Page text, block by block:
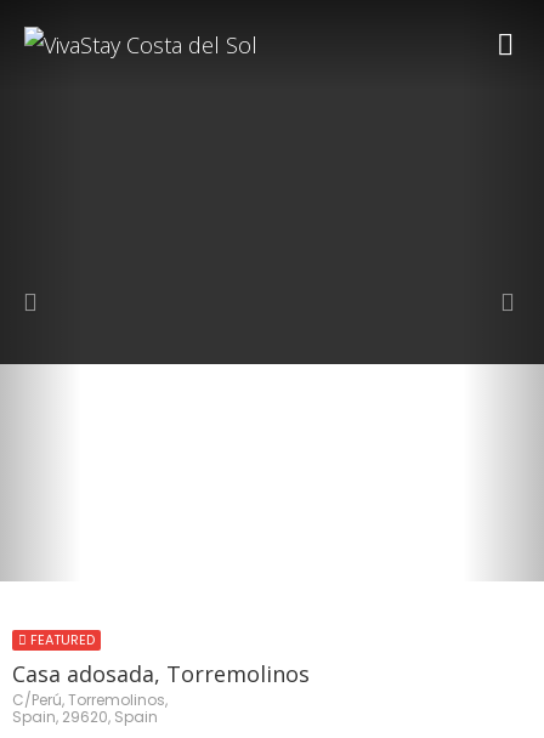
FEATURED
Casa adosada, Torremolinos
C/Perú, Torremolinos,
Spain, 29620, Spain